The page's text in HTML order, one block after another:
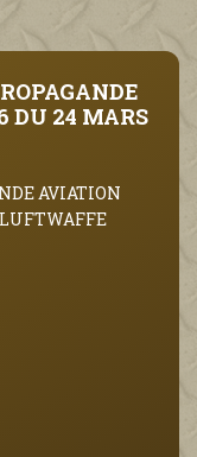
DU 24 MARS
AVIATION